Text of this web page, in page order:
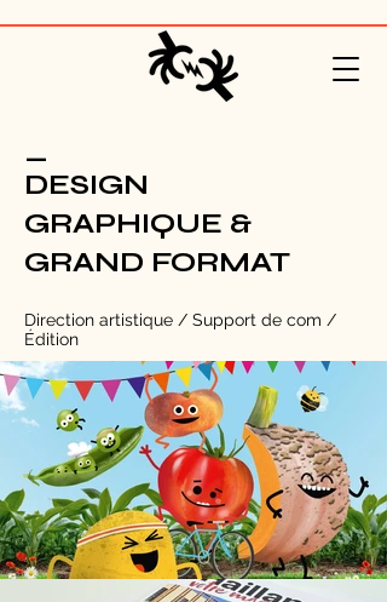
DESIGN
GRAPHIQUE &
GRAND FORMAT
Direction artistique / Support de com​ /
Édition